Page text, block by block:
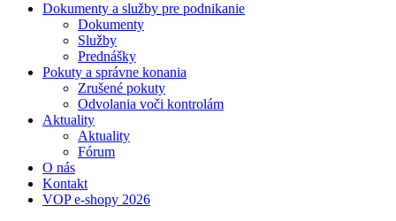
Dokumenty a služby pre podnikanie
Dokumenty
Služby
Prednášky
Pokuty a správne konania
Zrušené pokuty
Odvolania voči kontrolám
Aktuality
Aktuality
Fórum
O nás
Kontakt
VOP e-shopy 2026